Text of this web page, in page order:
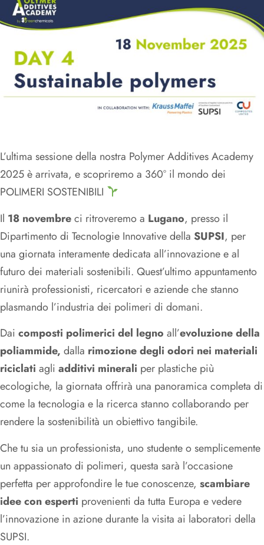
L’ultima sessione della nostra Polymer Additives Academy
2025 è arrivata, e scopriremo a 360° il mondo dei
POLIMERI SOSTENIBILI
Il 18 novembreci ritroveremo a Lugano, presso il
Dipartimento di Tecnologie Innovative della SUPSI, per
una giornata interamente dedicata all’innovazione e al
futuro dei materiali sostenibili. Quest’ultimo appuntamento
riunirà professionisti, ricercatori e aziende che stanno
plasmando l’industria dei polimeri di domani.
Dai composti polimerici del legno all’evoluzione della
poliammide, dalla rimozione degli odori nei materiali
riciclati agli additivi minerali per plastiche più
ecologiche, la giornata offrirà una panoramica completa di
come la tecnologia e la ricerca stanno collaborando per
rendere la sostenibilità un obiettivo tangibile.
Che tu sia un professionista, uno studente o semplicemente
un appassionato di polimeri, questa sarà l’occasione
perfetta per approfondire le tue conoscenze, scambiare
idee con esperti provenienti da tutta Europa e vedere
l’innovazione in azione durante la visita ai laboratori della
SUPSI.